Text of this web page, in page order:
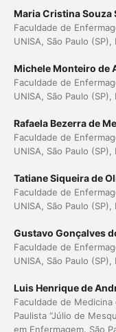
Maria Cristina Souza
Faculdade de
UNISA, São Paulo (SP),
Michele Monteiro de
Faculdade de
UNISA, São Paulo (SP),
Rafaela Bezerra de
Faculdade de
UNISA, São Paulo (SP),
Tatiane Siqueira de
Faculdade de
UNISA, São Paulo (SP),
Gustavo Gonçalves
Faculdade de
UNISA, São Paulo (SP),
Luis Henrique de
Faculdade de
Paulista “Júlio de
em Enfermagem. São